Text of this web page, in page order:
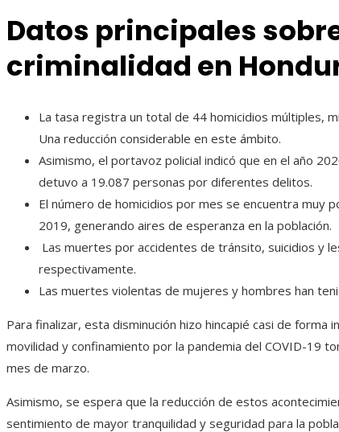
Datos principales
criminalidad en
La tasa registra un total de 44 homicidios múltiples,
Una reducción considerable en este ámbito.
Asimismo, el portavoz policial indicó que en el año
detuvo a 19.087 personas por diferentes delitos.
El número de homicidios por mes se encuentra muy
2019, generando aires de esperanza en la población.
Las muertes por accidentes de tránsito, suicidios y
respectivamente.
Las muertes violentas de mujeres y hombres han
Para finalizar, esta disminución hizo hincapié casi de
movilidad y confinamiento por la pandemia del COVID-19
mes de marzo.
Asimismo, se espera que la reducción de estos
sentimiento de mayor tranquilidad y seguridad para la